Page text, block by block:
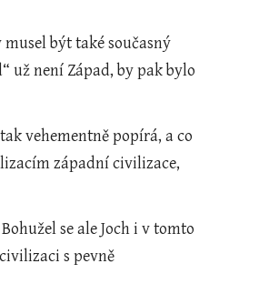
být také současný
už není Západ, by pak bylo
vehementně popírá, a co
západní civilizace,
se ale Joch i v tomto
s pevně